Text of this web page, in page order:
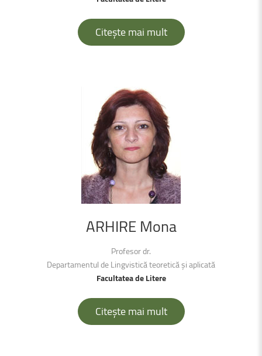
Citește mai mult
ARHIRE Mona
Profesor dr.
Departamentul de Lingvistică teoretică și aplicată
Facultatea de Litere
Citește mai mult